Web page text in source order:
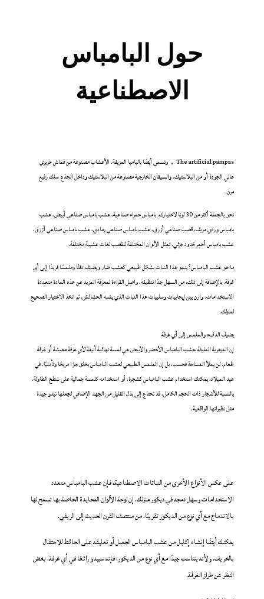
حول البامباس
الاصطناعية
The artificial pampas
，وتسمى أيضًا بالبامبا المزيفة. الأعشاب مصنوعة من قماش حريري
عالي الجودة أو من البلاستيك، والسيقان الخارجية مصنوعة من البلاستيك وداخل الجذع سلك رفيع
مرن.
نحن بالجملة أكثر من 30 لونا لاختيارك. بامباس حمراء صناعية
، عشب بامباس صناعي أبيض، عشب
بامباس وردي مزيف، قصب صناعي أزرق، عشب بامباس صناعي رمادي، عشب بامباس صناعي أزرق،
عشب بامباس أحمر خدود جزئي. تمثل الألوان المختلفة للقصب لغات عشبية مختلفة.
ما هو عشب البامباس؟ ينمو هذا النبات بشكل طبيعي كعشب ضار ويضيف دفئًا وملمسًا فريدًا إلى أي
غرفة. بالإضافة إلى ذلك، من السهل جدًا تنظيفه. واصل القراءة لمعرفة المزيد عن هذه المادة متعددة
الاستخدامات. وازن بين إيجابيات وسلبيات هذا النبات الذي يشبه الحشائش، ثم اتخذ الاختيار الصحيح
لمنزلك.
يضيف الدفء والملمس إلى أي غرفة
إن المزهرية المليئة بعشب البامباس الأخضر والأبيض هي لمسة نهائية أنيقة لأي غرفة معيشة أو غرفة
طعام. لن يملأ المساحة فحسب، بل إن الملمس الطبيعي لعشب البامباس يخلق جوًا مريحًا وتأمليًا. في
عيد الميلاد، يمكنك استخدام عشب البامباس كشجرة، أو استخدامه كلمسة جمالية على سطح الطاولة.
بالنسبة للأشجار ذات الحجم الكامل، قد تحتاج إلى بذل القليل من الجهد الإضافي لجعلها تبدو جيدة
مثل نظيراتها الواقعية.
على عكس الأنواع الأخرى من النباتات الاصطناعية، فإن عشب البامباس متعدد
الاستخدامات وسهل دمجه في ديكور منزلك. إن لوحة الألوان المحايدة الخاصة بها تسمح لها
بالاندماج مع أي نوع من الديكور تقريبًا، من منتصف القرن الحديث إلى الريفي.
يمكنك أيضًا إنشاء إكليل من عشب البامباس الجميل أو تعليقه على الحائط للاحتفال
بالخريف. ولأنه يتناسب جيدًا مع أي نوع من الديكور، فإنه سيبدو رائعًا في أي غرفة، بغض
النظر عن طراز الغرفة.